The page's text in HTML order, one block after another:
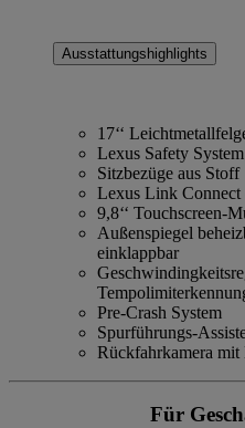
Ausstattungshighlights
17‘‘
Lexus Safety
Sitzbezüge aus Stoff
Lexus Link Connect
9,8‘‘ Touchscreen-
Außenspiegel
einklappbar
Pre-Crash System
Spurführungs-
Rückfahrkamera
Für